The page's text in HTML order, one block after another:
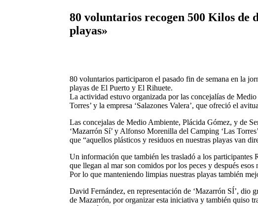
80 voluntarios recogen 500 Kilos de
playas»
80 voluntarios participaron el pasado fin de semana en la
playas de El Puerto y El Rihuete.
La actividad estuvo organizada por las concejalías de
Torres’ y la empresa ‘Salazones Valera’, que ofreció el
Las concejalas de Medio Ambiente, Plácida Gómez, y de
‘Mazarrón Sí’ y Alfonso Morenilla del Camping ‘Las
que “aquellos plásticos y residuos en nuestras playas van
Un información que también les trasladó a los participantes
que llegan al mar son comidos por los peces y después esos
Por lo que manteniendo limpias nuestras playas también
David Fernández, en representación de ‘Mazarrón SÍ’,
de Mazarrón, por organizar esta iniciativa y también quiso